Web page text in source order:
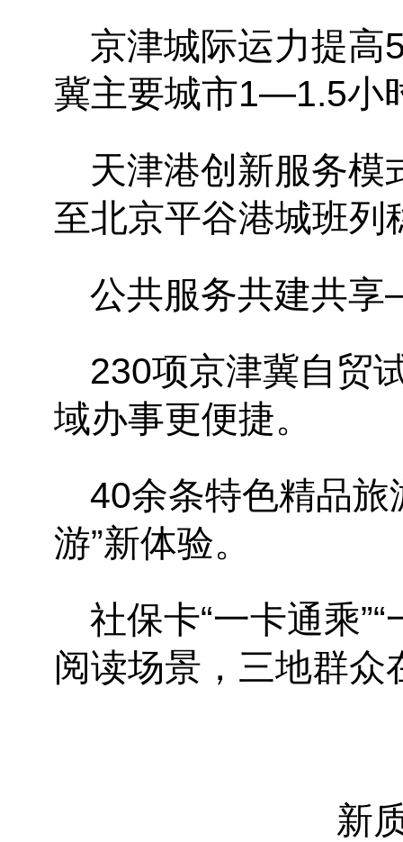
京津城际运力提高
冀主要城市1—1.5小
天津港创新服务模
至北京平谷港城班列
公共服务共建共享
230项京津冀自贸
域办事更便捷。
40余条特色精品旅
游”新体验。
社保卡“一卡通乘
阅读场景，三地群
新